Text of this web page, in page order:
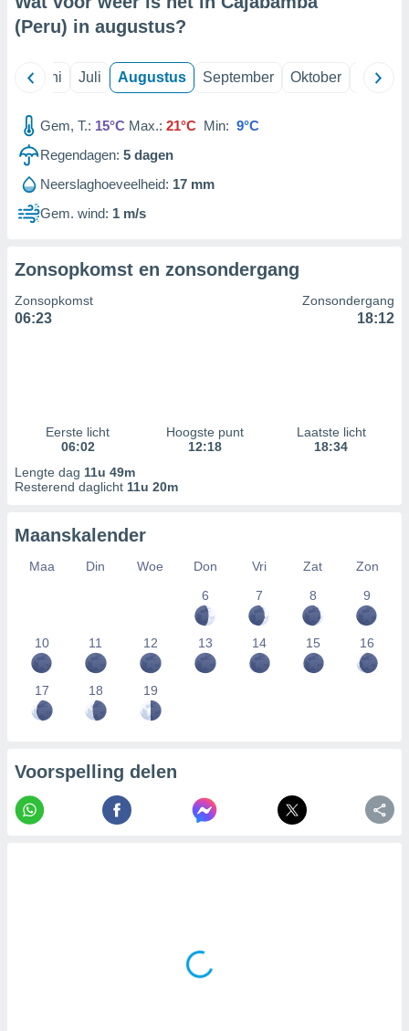
(Peru) in augustus?
Juni Juli Augustus September Oktober
Gem, T.: 15°C Max.: 21°C Min: 9°C
Regendagen: 5 dagen
Neerslaghoeveelheid: 17 mm
Gem. wind: 1 m/s
Zonsopkomst en zonsondergang
Zonsopkomst
06:23
Zonsondergang
18:12
Eerste licht
06:02
Hoogste punt
12:18
Laatste licht
18:34
Lengte dag 11u 49m
Resterend daglicht 11u 20m
Maanskalender
Maa Din Woe Don Vri Zat
Zon
6
7 8 9
10 11 12 13 14 15 16
17 18 19
Voorspelling delen